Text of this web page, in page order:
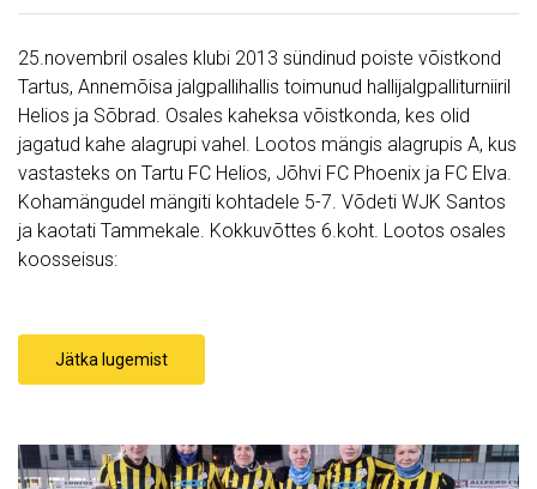
25.novembril osales klubi 2013 sündinud poiste võistkond
Tartus, Annemõisa jalgpallihallis toimunud hallijalgpalliturniiril
Helios ja Sõbrad. Osales kaheksa võistkonda, kes olid
jagatud kahe alagrupi vahel. Lootos mängis alagrupis A, kus
vastasteks on Tartu FC Helios, Jõhvi FC Phoenix ja FC Elva.
Kohamängudel mängiti kohtadele 5-7. Võdeti WJK Santos
ja kaotati Tammekale. Kokkuvõttes 6.koht. Lootos osales
koosseisus:
Jätka lugemist